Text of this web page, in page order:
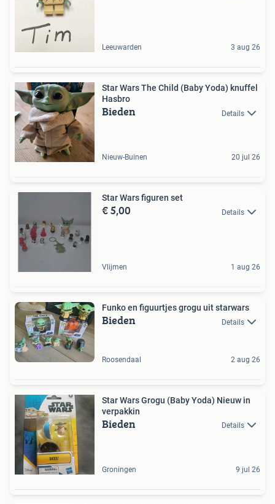
Leeuwarden 3 aug 26
Star Wars The Child (Baby Yoda) knuffel
Hasbro
Bieden Details
Nieuw-Buinen 20 jul 26
Star Wars figuren set
€ 5,00 Details
Vlijmen 1 aug 26
Funko en figuurtjes grogu uit starwars
Bieden Details
Roosendaal 2 aug 26
Star Wars Grogu (Baby Yoda) Nieuw in
verpakkin
Bieden Details
Groningen 9 jul 26